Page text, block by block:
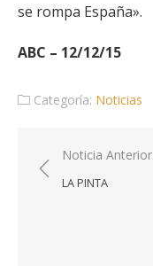
se rompa España».
ABC – 12/12/15
Categoría: Noticias
Navegación
de
Noticia Anterior
LA PINTA